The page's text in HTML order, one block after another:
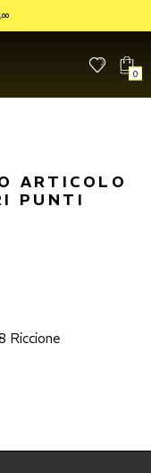
0
ARTICOLO
PUNTI
Riccione